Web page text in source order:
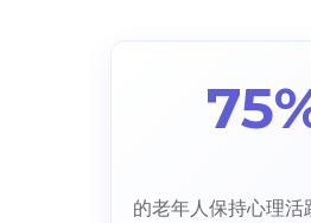
的老年人保持心理活